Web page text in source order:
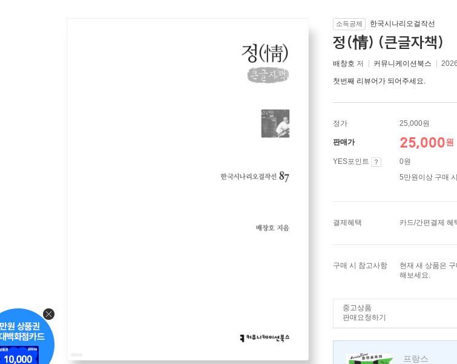
소득공제 한국시나리오걸작선
정(情) (큰글자책)
배창호 저 커뮤니케이션북스
첫번째 리뷰어가 되어주세요.
정가 25,000원
판매가 25,000원
YES포인트
0원
5만원이상 구매
결제혜택 카드/간편결제 혜
구매 시 참고사항
현재 새 상품은
해보세요.
중고상품
판매요청하기
프랑스